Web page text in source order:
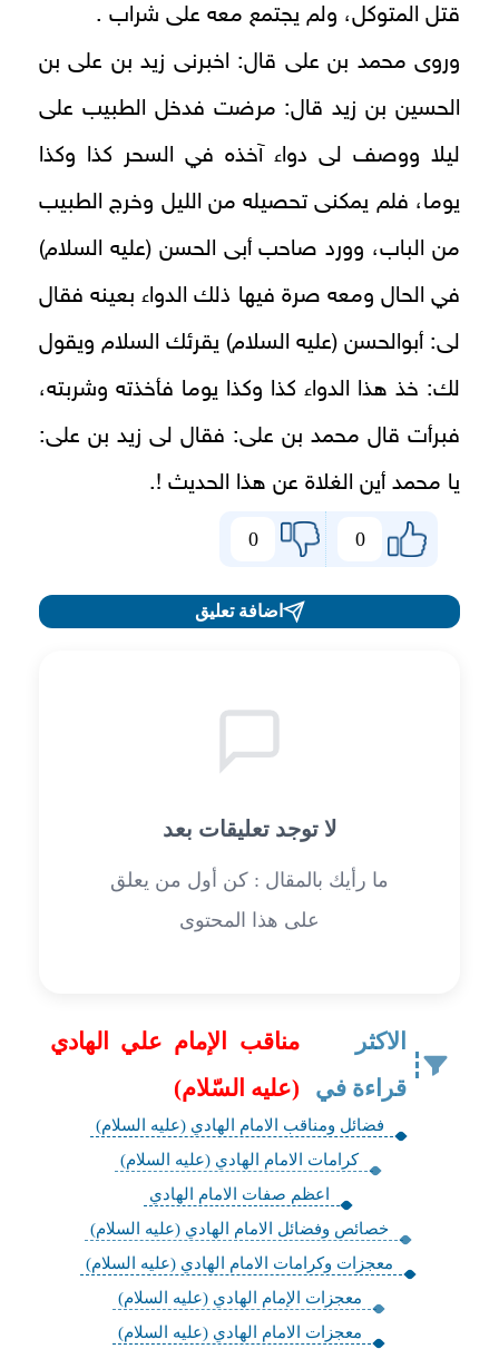
قتل المتوكل، ولم يجتمع معه على شراب .
وروى محمد بن على قال: اخبرنى زيد بن على بن
الحسين بن زيد قال: مرضت فدخل الطبيب على
ليلا ووصف لى دواء آخذه في السحر كذا وكذا
يوما، فلم يمكنى تحصيله من الليل وخرج الطبيب
من الباب، وورد صاحب أبى الحسن (عليه السلام)
في الحال ومعه صرة فيها ذلك الدواء بعينه فقال
لى: أبوالحسن (عليه السلام) يقرئك السلام ويقول
لك: خذ هذا الدواء كذا وكذا يوما فأخذته وشربته،
فبرأت قال محمد بن على: فقال لى زيد بن على:
يا محمد أين الغلاة عن هذا الحديث !.
0
0
اضافة تعليق
لا توجد تعليقات بعد
ما رأيك بالمقال : كن أول من يعلق
على هذا المحتوى
الاكثر
قراءة في
مناقب الإمام علي الهادي
(عليه السّلام)
فضائل ومناقب الامام الهادي (عليه السلام)
كرامات الامام الهادي (عليه السلام)
اعظم صفات الامام الهادي
خصائص وفضائل الامام الهادي (عليه السلام)
معجزات وكرامات الامام الهادي (عليه السلام)
معجزات الإمام الهادي (عليه السلام)
معجزات الامام الهادي (عليه السلام)